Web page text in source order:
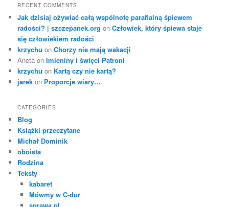
RECENT COMMENTS
Jak dzisiaj ożywiać całą wspólnotę parafialną śpiewem
radości? | szczepanek.org onCzłowiek, który śpiewa staje
się człowiekiem radości
krzychu onChorzy nie mają wakacji
Aneta onImieniny i święci Patroni
krzychu on Kartą czy nie kartą?
jarek on Proporcje wiary…
CATEGORIES
Blog
Książki przeczytane
Michał Dominik
oboista
Rodzina
Teksty
kabaret
Mówmy w C-dur